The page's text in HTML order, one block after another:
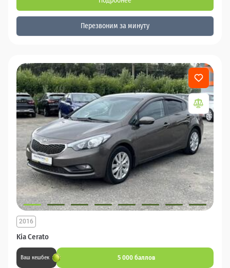
Перезвоним за минуту
Kia Cerato
2016
Ваш кешбек 5 000 баллов